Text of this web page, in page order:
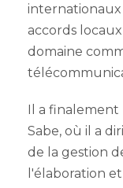
internationaux
accords
domaine
Il a
Sabe, où il a
de la gestion
l'élaboration